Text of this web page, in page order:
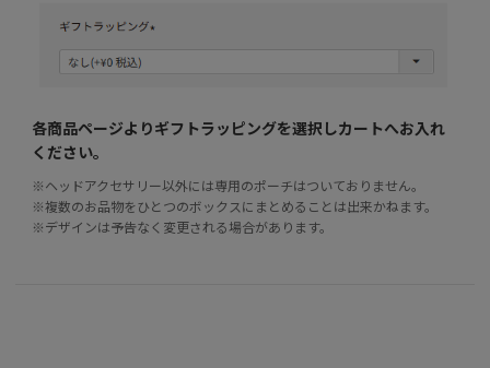
各商品ページよりギフトラッピングを選択しカートへお入れ
ください。
※ヘッドアクセサリー以外には専用のポーチはついておりません。
※複数のお品物をひとつのボックスにまとめることは出来かねます。
※デザインは予告なく変更される場合があります。